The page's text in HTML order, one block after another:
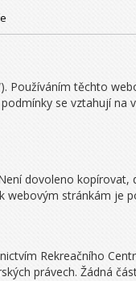
Používáním těchto
se vztahují na
dovoleno
stránkám je
Rekreačního
právech. Žádná